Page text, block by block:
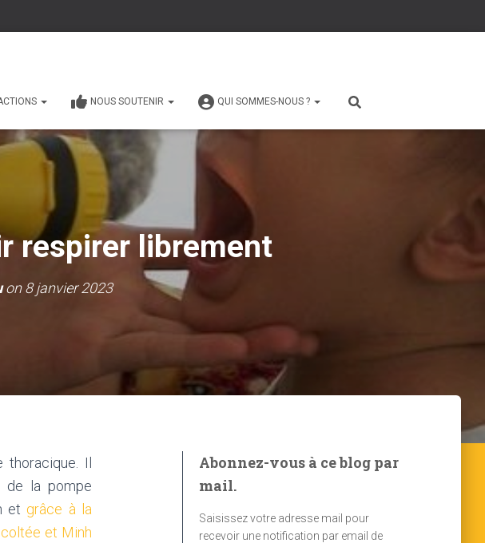
NOUS SOUTENIR QUI SOMMES-NOUS ?
respirer librement
on8 janvier 2023
Il
de la pompe
et grâce à la
et Minh
Abonnez-vous à ce blog par
mail.
Saisissez votre adresse mail pour
recevoir une notification par email de